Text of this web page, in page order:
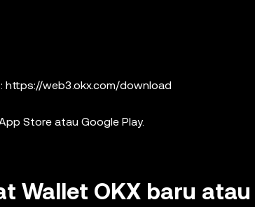
https://web3.okx.com/download
Store atau Google Play.
Wallet OKX baru atau